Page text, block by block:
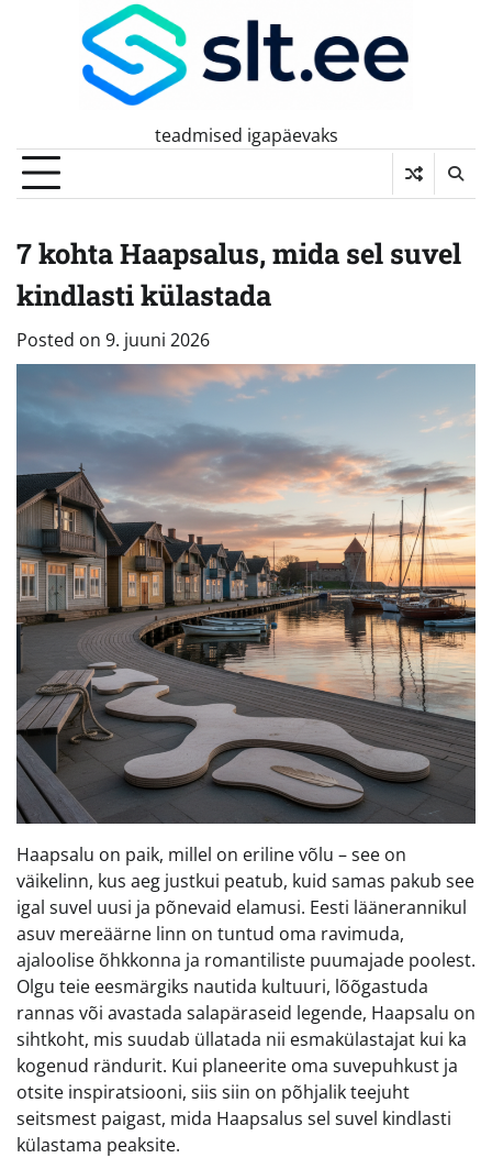
teadmised igapäevaks
7 kohta Haapsalus, mida sel suvel
kindlasti külastada
Posted on 9. juuni 2026
Haapsalu on paik, millel on eriline võlu – see on
väikelinn, kus aeg justkui peatub, kuid samas pakub see
igal suvel uusi ja põnevaid elamusi. Eesti läänerannikul
asuv mereäärne linn on tuntud oma ravimuda,
ajaloolise õhkkonna ja romantiliste puumajade poolest.
Olgu teie eesmärgiks nautida kultuuri, lõõgastuda
rannas või avastada salapäraseid legende, Haapsalu on
sihtkoht, mis suudab üllatada nii esmakülastajat kui ka
kogenud rändurit. Kui planeerite oma suvepuhkust ja
otsite inspiratsiooni, siis siin on põhjalik teejuht
seitsmest paigast, mida Haapsalus sel suvel kindlasti
külastama peaksite.